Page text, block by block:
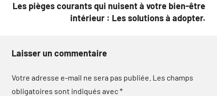
Les pièges courants qui nuisent à votre bien-être
intérieur : Les solutions à adopter.
Laisser un commentaire
Votre adresse e-mail ne sera pas publiée. Les champs
obligatoires sont indiqués avec*